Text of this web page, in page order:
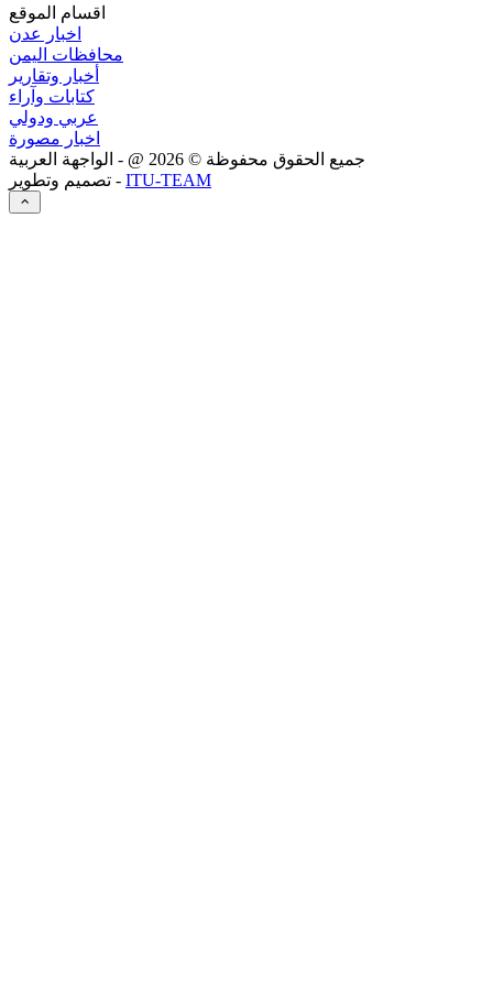
اقسام الموقع
اخبار عدن
محافظات اليمن
أخبار وتقارير
كتابات وآراء
عربي ودولي
اخبار مصورة
جميع الحقوق محفوظة © 2026 @ - الواجهة العربية
تصميم وتطوير - ITU-TEAM